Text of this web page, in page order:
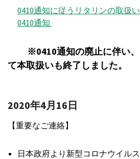
0410通知に従うリタリンの取扱
0410通知
※0410通知の廃止に伴い
て本取扱いも終了しました。
2020年4月16日
【重要なご連絡】
日本政府より新型コロナウイル